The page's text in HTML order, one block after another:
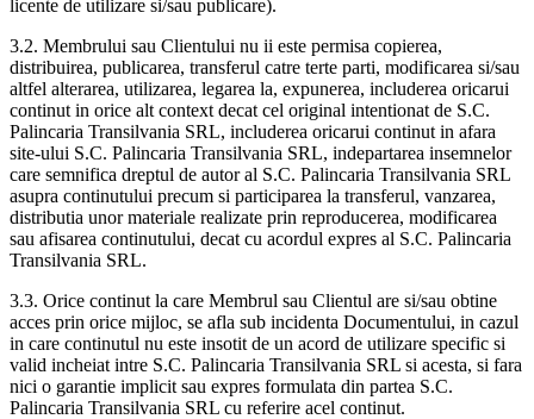
licente de utilizare si/sau publicare).
3.2. Membrului sau Clientului nu ii este permisa copierea,
distribuirea, publicarea, transferul catre terte parti, modificarea si/sau
altfel alterarea, utilizarea, legarea la, expunerea, includerea oricarui
continut in orice alt context decat cel original intentionat de S.C.
Palincaria Transilvania SRL, includerea oricarui continut in afara
site-ului S.C. Palincaria Transilvania SRL, indepartarea insemnelor
care semnifica dreptul de autor al S.C. Palincaria Transilvania SRL
asupra continutului precum si participarea la transferul, vanzarea,
distributia unor materiale realizate prin reproducerea, modificarea
sau afisarea continutului, decat cu acordul expres al S.C. Palincaria
Transilvania SRL.
3.3. Orice continut la care Membrul sau Clientul are si/sau obtine
acces prin orice mijloc, se afla sub incidenta Documentului, in cazul
in care continutul nu este insotit de un acord de utilizare specific si
valid incheiat intre S.C. Palincaria Transilvania SRL si acesta, si fara
nici o garantie implicit sau expres formulata din partea S.C.
Palincaria Transilvania SRL cu referire acel continut.